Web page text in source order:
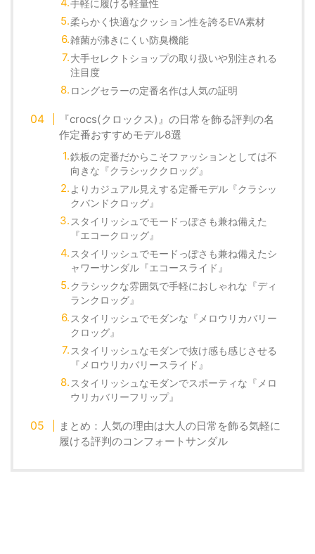
手軽に履ける軽量性
柔らかく快適なクッション性を誇るEVA素材
雑菌が沸きにくい防臭機能
大手セレクトショップの取り扱いや別注される
注目度
ロングセラーの定番名作は人気の証明
『crocs(クロックス)』の日常を飾る評判の名
作定番おすすめモデル8選
鉄板の定番だからこそファッションとしては不
向きな『クラシッククロッグ』
よりカジュアル見えする定番モデル『クラシッ
クバンドクロッグ』
スタイリッシュでモードっぽさも兼ね備えた
『エコークロッグ』
スタイリッシュでモードっぽさも兼ね備えたシ
ャワーサンダル『エコースライド』
クラシックな雰囲気で手軽におしゃれな『ディ
ランクロッグ』
スタイリッシュでモダンな『メロウリカバリー
クロッグ』
スタイリッシュなモダンで抜け感も感じさせる
『メロウリカバリースライド』
スタイリッシュなモダンでスポーティな『メロ
ウリカバリーフリップ』
まとめ：人気の理由は大人の日常を飾る気軽に
履ける評判のコンフォートサンダル